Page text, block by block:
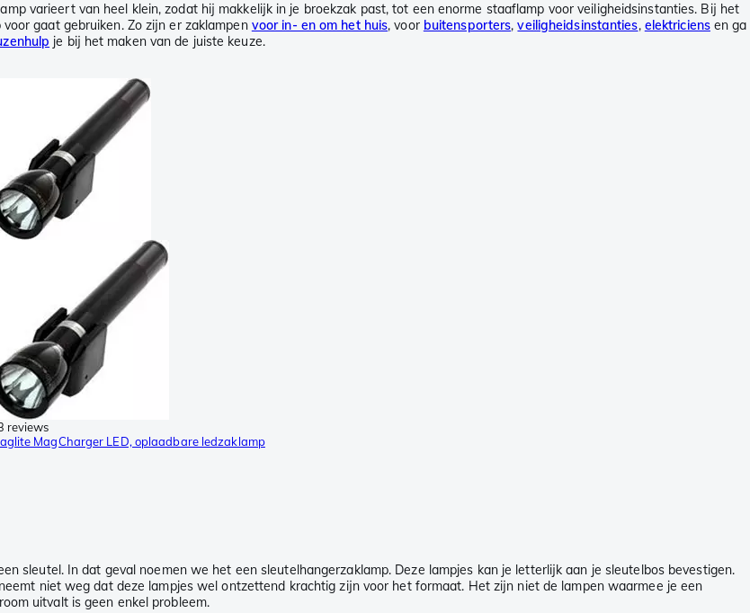
varieert van heel klein, zodat hij makkelijk in je broekzak past, tot een enorme staaflamp voor veiligheidsinstanties. Bij het
gaat gebruiken. Zo zijn er zaklampen voor in- en om het huis, voor buitensporters,veiligheidsinstanties, elektriciensen ga
je bij het maken van de juiste keuze.
reviews
MagCharger LED, oplaadbare ledzaklamp
sleutel. In dat geval noemen we het een sleutelhangerzaklamp. Deze lampjes kan je letterlijk aan je sleutelbos bevestigen.
niet weg dat deze lampjes wel ontzettend krachtig zijn voor het formaat. Het zijn niet de lampen waarmee je een
uitvalt is geen enkel probleem.